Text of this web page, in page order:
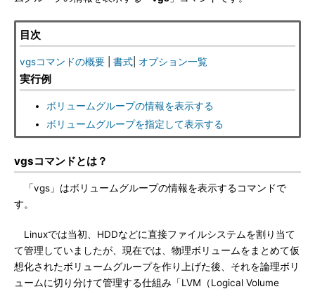
目次
vgsコマンドの概要 書式 オプション一覧
実行例
ボリュームグループの情報を表示する
ボリュームグループを指定して表示する
vgsコマンドとは？
「vgs」はボリュームグループの情報を表示するコマンドで
す。
Linuxでは当初、HDDなどに直接ファイルシステムを割り当て
て管理していましたが、現在では、物理ボリュームをまとめて仮
想化されたボリュームグループを作り上げた後、それを論理ボリ
ュームに切り分けて管理する仕組み「LVM（Logical Volume